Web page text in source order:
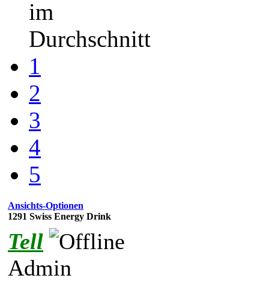
im
Durchschnitt
1
2
3
4
5
Ansichts-Optionen
1291 Swiss Energy Drink
Tell
Admin